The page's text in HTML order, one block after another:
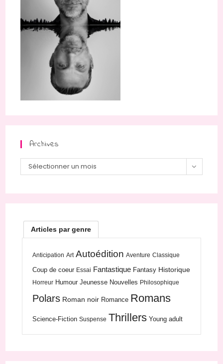
Archives
Archives
Sélectionner un mois
Articles par genre
Anticipation Art Autoédition Aventure Classique
Coup de coeur Essai Fantastique Fantasy Historique
Horreur Humour Jeunesse Nouvelles Philosophique
Polars Roman noir Romance Romans
Science-Fiction Suspense Thrillers Young adult